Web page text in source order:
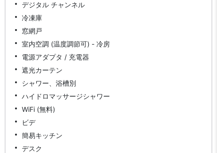
デジタル チャンネル
冷凍庫
窓網戸
室内空調 (温度調節可) - 冷房
電源アダプタ / 充電器
遮光カーテン
シャワー、浴槽別
ハイドロマッサージシャワー
WiFi (無料)
ビデ
簡易キッチン
デスク